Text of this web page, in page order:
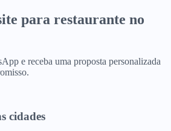
para restaurante no
e receba uma proposta personalizada
cidades